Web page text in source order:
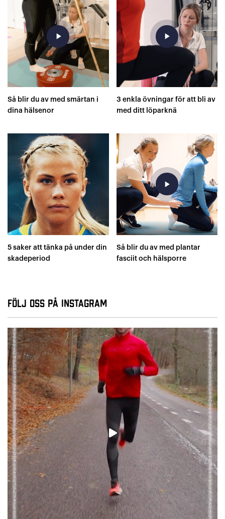
play_arrow
Så blir du av med smärtan i
dina hälsenor
play_arrow
3 enkla övningar för att bli av
med ditt löparknä
5 saker att tänka på under din
skadeperiod
play_arrow
Så blir du av med plantar
fasciit och hälsporre
Följ oss på Instagram